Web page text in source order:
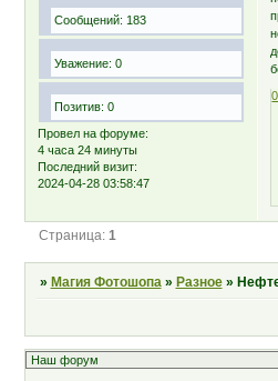
Сообщений: 183
Уважение: 0
Позитив: 0
Провел на форуме:
4 часа 24 минуты
Последний визит:
2024-04-28 03:58:47
0
Страница: 1
» Магия Фотошопа » Разное »